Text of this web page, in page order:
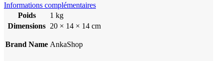
Informations complémentaires
Poids
1 kg
Dimensions 20 × 14 × 14 cm
Brand Name AnkaShop